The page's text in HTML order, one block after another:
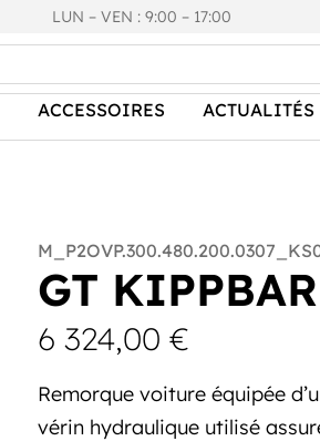
LUN – VEN : 9:00 – 17:00
ACCESSOIRES ACTUALITÉS
GT
6 324,00 €
Remorque voiture équipée
vérin hydraulique utilisé